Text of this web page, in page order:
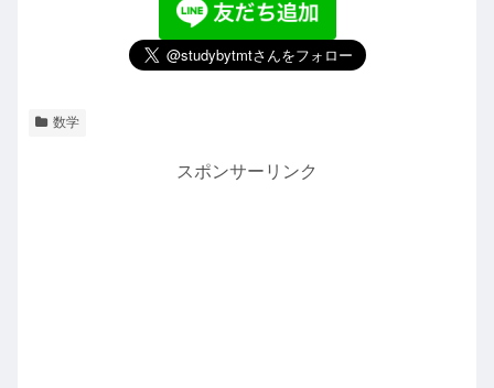
数学
スポンサーリンク